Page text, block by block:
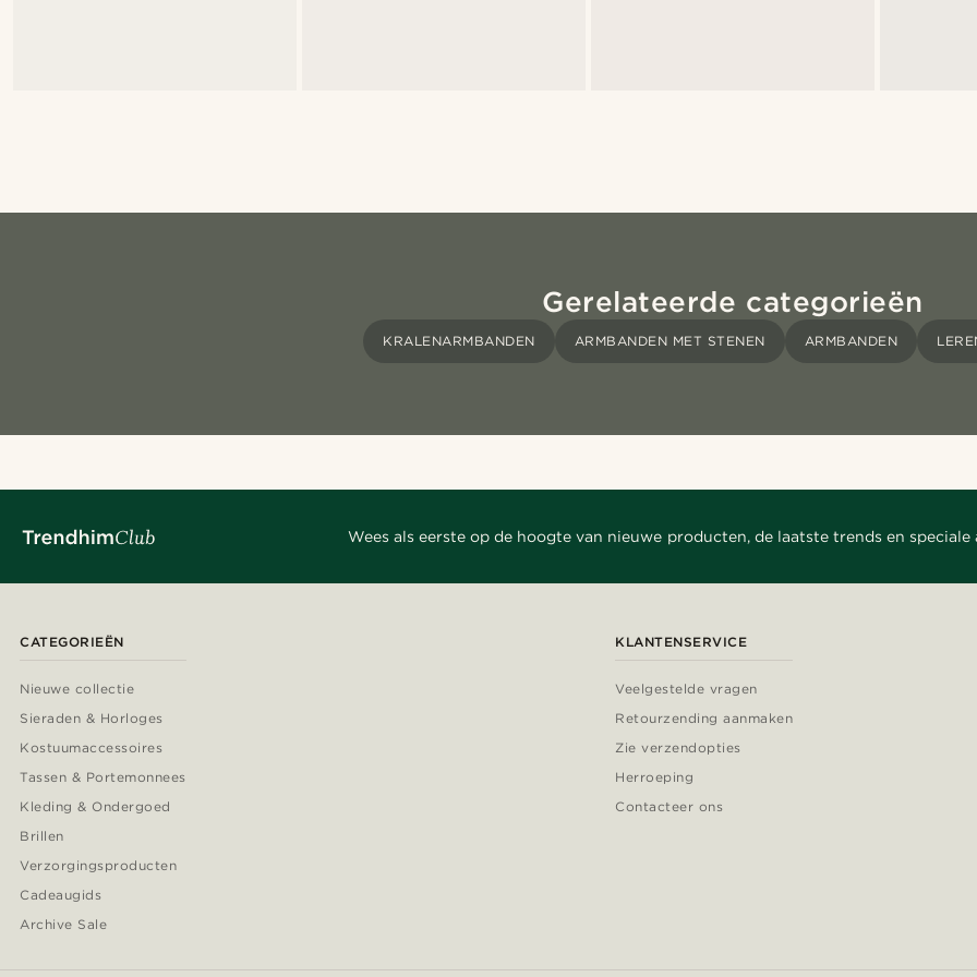
Gerelateerde categorieën
KRALENARMBANDEN ARMBANDEN MET STENEN ARMBANDEN
Wees als eerste op de hoogte van nieuwe producten, de laatste trends en speciale
CATEGORIEËN
Nieuwe collectie
Sieraden & Horloges
Kostuumaccessoires
Tassen & Portemonnees
Kleding & Ondergoed
Brillen
Verzorgingsproducten
Cadeaugids
Archive Sale
KLANTENSERVICE
Veelgestelde vragen
Retourzending aanmaken
Zie verzendopties
Herroeping
Contacteer ons